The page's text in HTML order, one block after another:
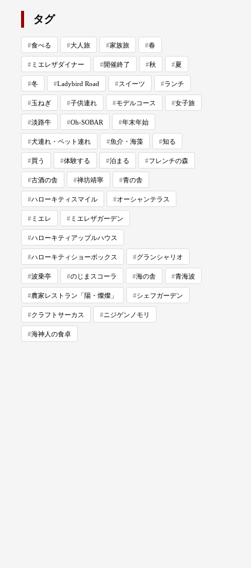
タグ
食べる 大人旅 家族旅 春
ミエレザダイナー 開催終了 秋 夏
冬 Ladybird Road スイーツ ランチ
玉ねぎ 子供連れ モデルコース 女子旅
淡路牛 Oh-SOBAR 年末年始
犬連れ・ペット連れ 魚介・海藻 知る
買う 体験する 泊まる フレンチの森
古酒の舎 禅坊靖寧 青の舎
ハローキティスマイル オーシャンテラス
ミエレ ミエレザガーデン
ハローキティアップルハウス
ハローキティショーボックス グランシャリオ
波乗亭 のじまスコーラ 海の舎 青海波
農家レストラン「陽・燦燦」 シェフガーデン
クラフトサーカス ニジゲンノモリ
海神人の食卓